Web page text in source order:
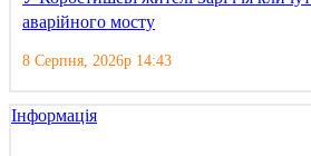
аварійного мосту
8 Серпня, 2026р 14:43
Інформація